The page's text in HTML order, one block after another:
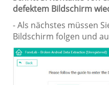
defektem Bildschirm
- Als nächstes müssen
Bildschirm folgen und